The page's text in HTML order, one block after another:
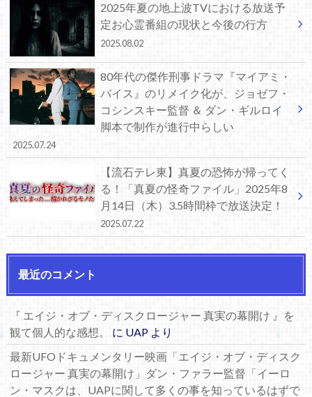
2025年夏の地上波TVにおける放送予
定お心霊番組の現状と今後の行方
2025.08.02
80年代の傑作刑事ドラマ『マイアミ・
バイス』のリメイク化が、ジョゼフ・
コシンスキー監督 ＆ ダン・ギルロイ
脚本で制作が進行中らしい
2025.07.24
【流石テレ東】真夏の恐怖が帰ってく
る！「真夏の怪奇ファイル」2025年8
月14日（木）3.5時間枠で放送決定！
2025.07.22
最近のコメント
『 エイジ・オブ・ディスクロージャー 真実の幕開け 』を
観て個人的な感想。
に UAPより
最新UFOドキュメンタリー映画「エイジ・オブ・ディスク
ロージャー 真実の幕開け」ダン・ファラー監督「イーロ
ン・マスクは、UAPに関して多くの事を知っているはずで